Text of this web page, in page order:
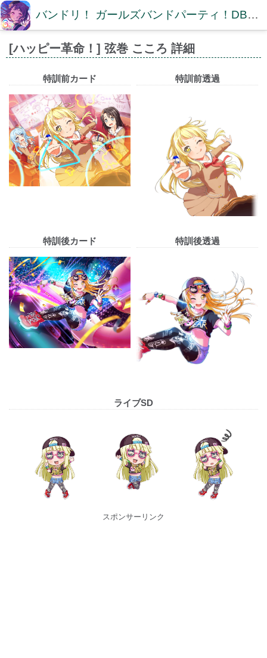
バンドリ！ ガールズバンドパーティ！DB【ガルパDB】
[ハッピー革命！] 弦巻 こころ 詳細
特訓前カード 特訓前透過
特訓後カード 特訓後透過
ライブSD
スポンサーリンク